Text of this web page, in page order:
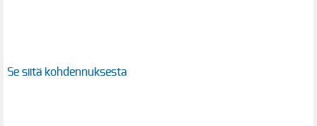
Se siitä kohdennuksesta